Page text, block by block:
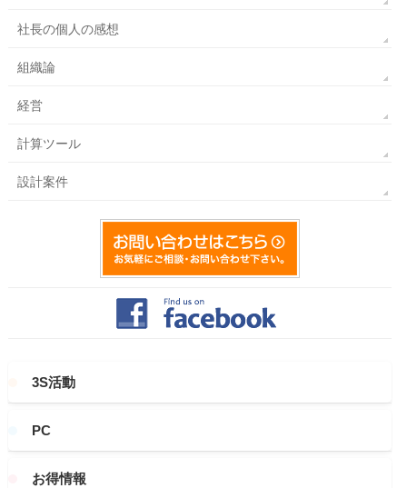
社長の個人の感想
組織論
経営
計算ツール
設計案件
3S活動
PC
お得情報